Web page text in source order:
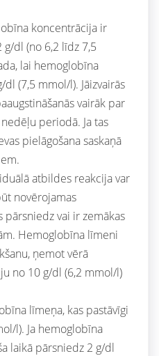
koncentrācija ir
dl (no 6,2 līdz 7,5
lai hemoglobīna
(7,5 mmol/l). Jāizvairās
vairāk par
periodā. Ja tas
pielāgošana saskaņā
atbildes reakcija var
novērojamas
pārsniedz vai ir zemākas
Hemoglobīna līmeni
ņemot vērā
no 10 g/dl (6,2 mmol/l)
līmeņa, kas pastāvīgi
l). Ja hemoglobīna
laikā pārsniedz 2 g/dl